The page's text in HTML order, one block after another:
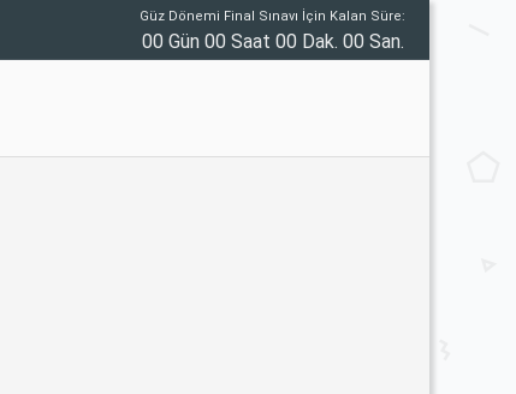
Güz Dönemi Final Sınavı İçin Kalan Süre:
00 Gün 00 Saat 00 Dak. 00 San.